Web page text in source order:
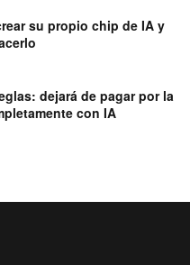
su propio chip de IA y
dejará de pagar por la
con IA